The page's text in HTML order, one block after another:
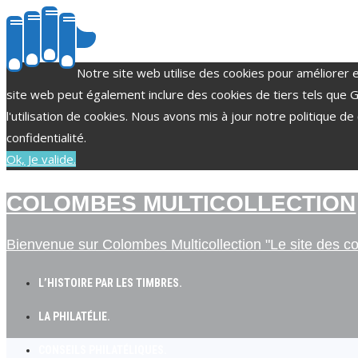
Notre site web utilise des cookies pour améliorer
site web peut également inclure des cookies de tiers tels
l'utilisation de cookies. Nous avons mis à jour notre politique
confidentialité.
Ok, Je valide.
COLOMBES MULTICOLLECTION
Bienvenue sur Colombes Multicollection "Le site des
L’HISTOIRE PAR LES TIMBRES.
LA PHILATÉLIE.